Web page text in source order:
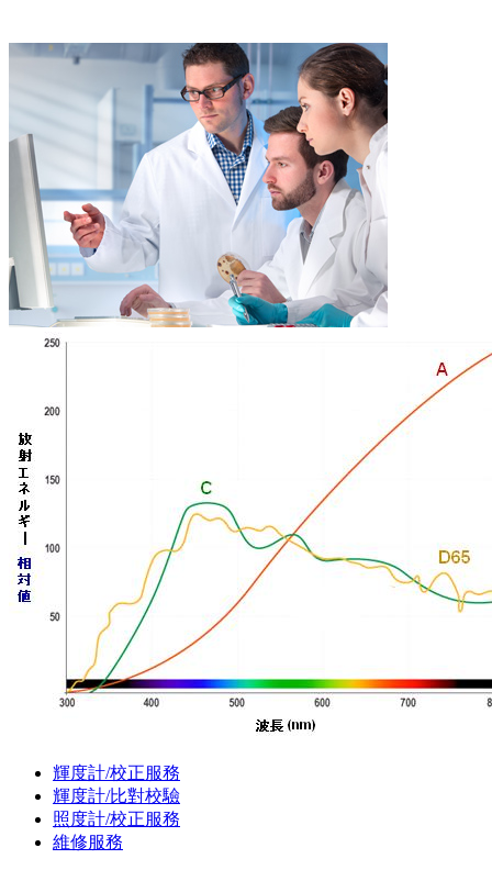
輝度計/校正服務
輝度計/比對校驗
照度計/校正服務
維修服務